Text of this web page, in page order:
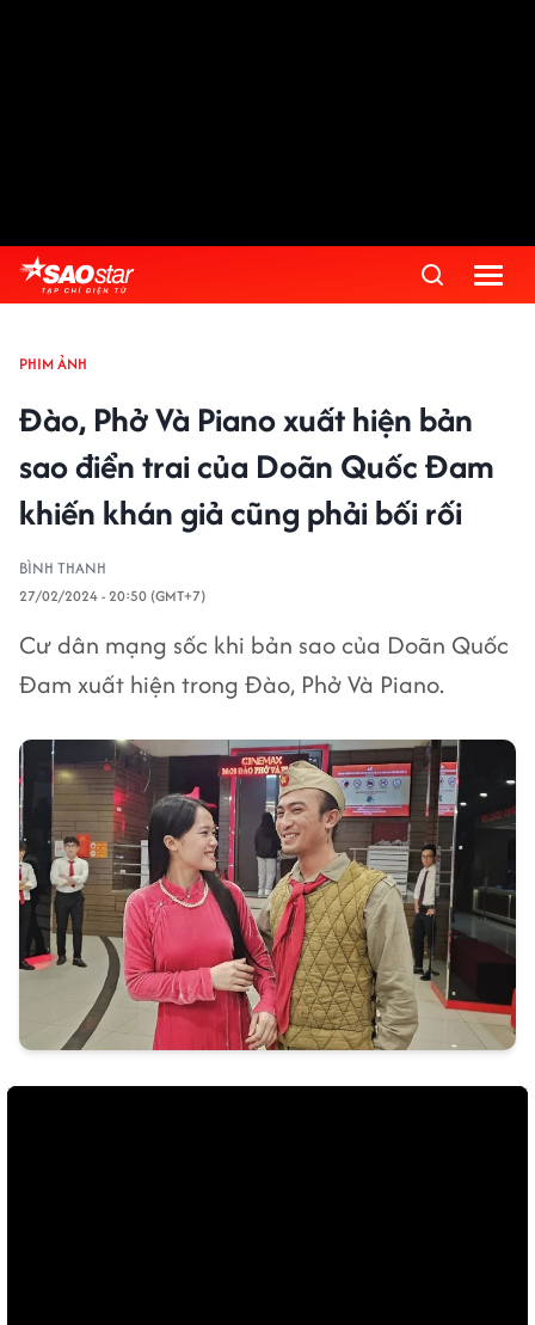
PHIM ẢNH
Đào, Phở Và Piano xuất hiện bản
sao điển trai của Doãn Quốc Đam
khiến khán giả cũng phải bối rối
BÌNH THANH
27/02/2024 - 20:50 (GMT+7)
Cư dân mạng sốc khi bản sao của Doãn Quốc
Đam xuất hiện trong Đào, Phở Và Piano.